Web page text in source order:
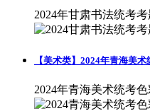
2024年甘肃书法统考
【美术类】2024年青海美
2024年青海美术统考